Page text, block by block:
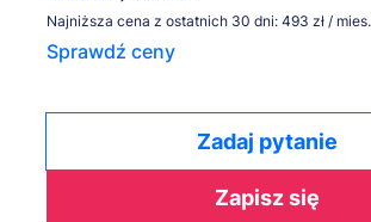
Najniższa cena z ostatnich 30 dni: 493 zł / mies.
Sprawdź ceny
Zadaj pytanie
Zapisz się